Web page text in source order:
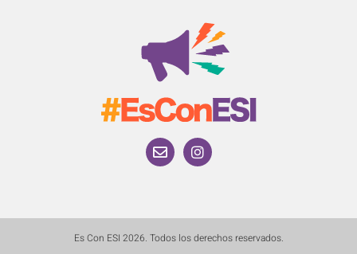
Es Con ESI 2026. Todos los derechos reservados.